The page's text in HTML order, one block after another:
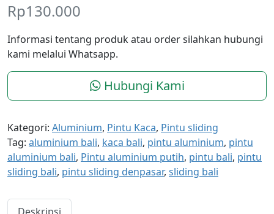
Rp130.000
Informasi tentang produk atau order silahkan hubungi
kami melalui Whatsapp.
Hubungi Kami
Kategori: Aluminium, Pintu Kaca, Pintu sliding
Tag: aluminium bali, kaca bali, pintu aluminium, pintu
aluminium bali, Pintu aluminium putih, pintu bali, pintu
sliding bali, pintu sliding denpasar, sliding bali